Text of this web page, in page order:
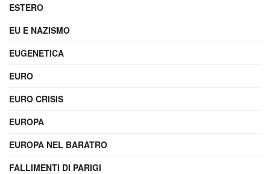
ESTERO
EU E NAZISMO
EUGENETICA
EURO
EURO CRISIS
EUROPA
EUROPA NEL BARATRO
FALLIMENTI DI PARIGI